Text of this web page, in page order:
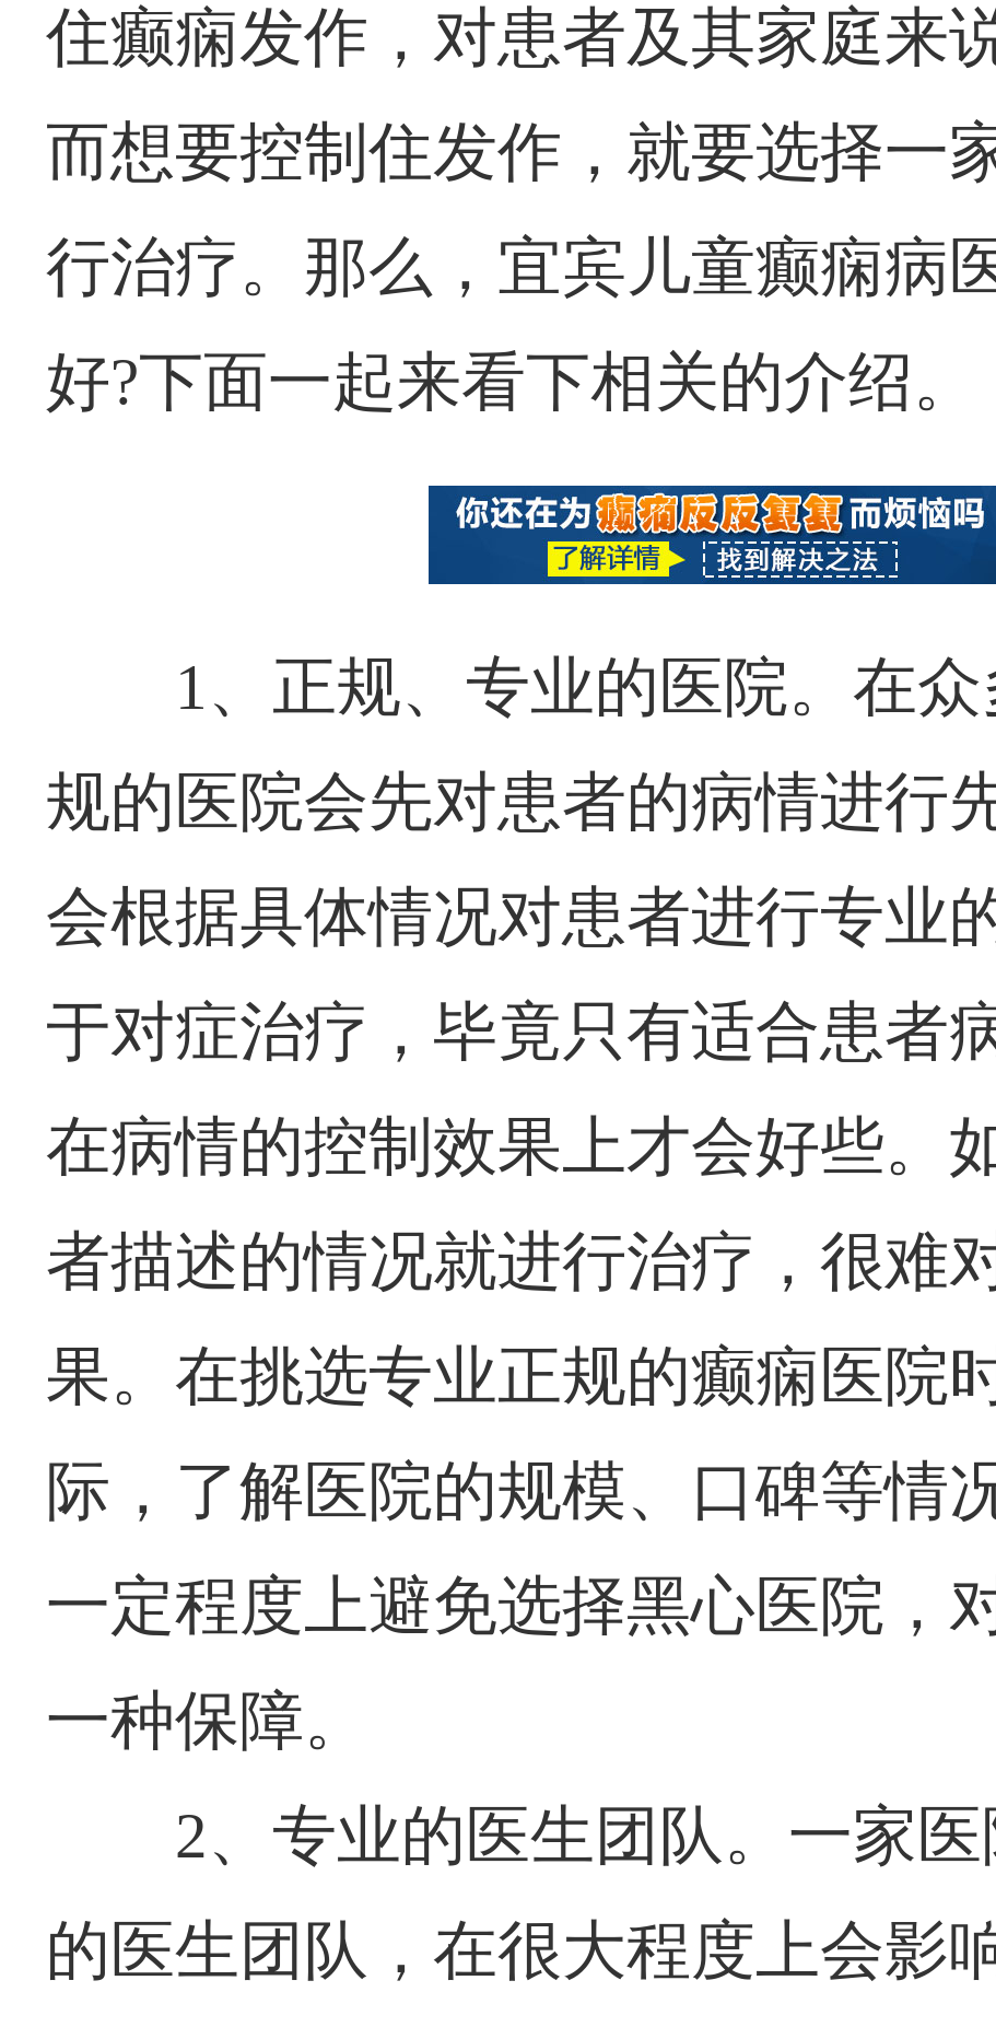
住癫痫发作，对患者及其家庭来
而想要控制住发作，就要选择一
行治疗。那么，宜宾儿童癫痫病
好?下面一起来看下相关的介绍。
1、正规、专业的医院。在
规的医院会先对患者的病情进行
会根据具体情况对患者进行专业
于对症治疗，毕竟只有适合患者
在病情的控制效果上才会好些。
者描述的情况就进行治疗，很难
果。在挑选专业正规的癫痫医院
际，了解医院的规模、口碑等情
一定程度上避免选择黑心医院，
一种保障。
2、专业的医生团队。一家
的医生团队，在很大程度上会影